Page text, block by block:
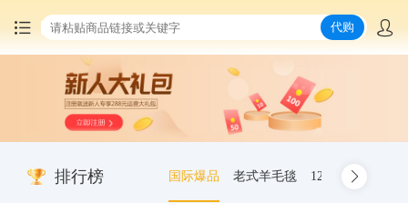
中国商品代购
集运服务
代购
排行榜 国际爆品 老式羊毛毯 12.00-20 truck